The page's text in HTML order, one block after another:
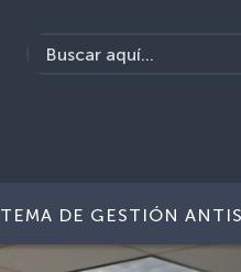
DE GESTIÓN